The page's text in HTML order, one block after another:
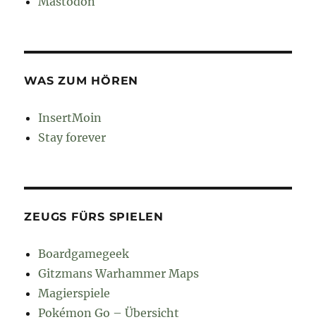
WAS ZUM HÖREN
InsertMoin
Stay forever
ZEUGS FÜRS SPIELEN
Boardgamegeek
Gitzmans Warhammer Maps
Magierspiele
Pokémon Go – Übersicht